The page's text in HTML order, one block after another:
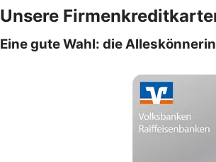
Unsere
Eine gute Wahl: die Alleskönnerin